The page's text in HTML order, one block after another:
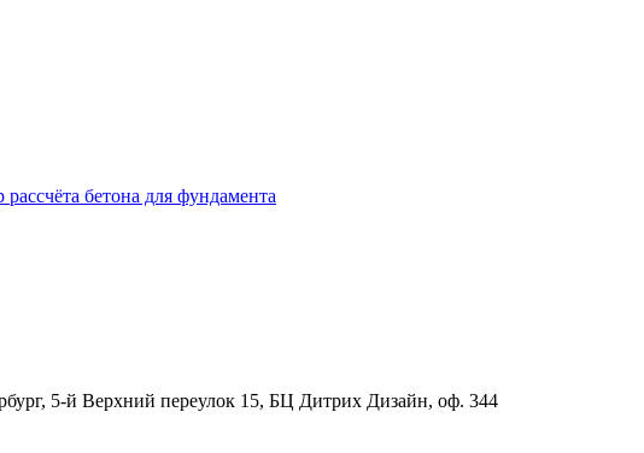
рассчёта бетона для фундамента
5-й Верхний переулок 15, БЦ Дитрих Дизайн, оф. 344